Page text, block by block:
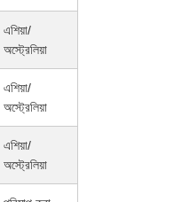
এশিয়া/
অস্ট্রেলিয়া
এশিয়া/
অস্ট্রেলিয়া
এশিয়া/
অস্ট্রেলিয়া